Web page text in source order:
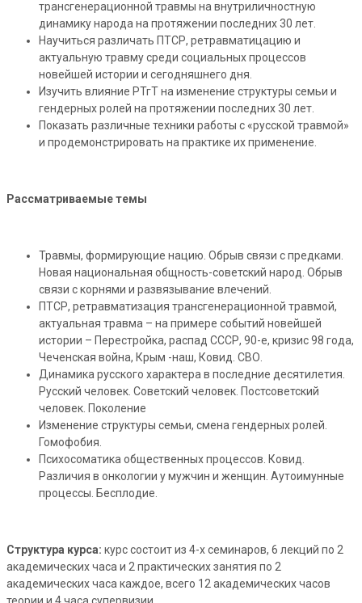
трансгенерационной травмы на внутриличностную
динамику народа на протяжении последних 30 лет.
Научиться различать ПТСР, ретравматицацию и
актуальную травму среди социальных процессов
новейшей истории и сегодняшнего дня.
Изучить влияние РТгТ на изменение структуры семьи и
гендерных ролей на протяжении последних 30 лет.
Показать различные техники работы с «русской травмой»
и продемонстрировать на практике их применение.
Рассматриваемые темы
Травмы, формирующие нацию. Обрыв связи с предками.
Новая национальная общность-советский народ. Обрыв
связи с корнями и развязывание влечений.
ПТСР, ретравматизация трансгенерационной травмой,
актуальная травма – на примере событий новейшей
истории – Перестройка, распад СССР, 90-е, кризис 98 года,
Чеченская война, Крым -наш, Ковид. СВО.
Динамика русского характера в последние десятилетия.
Русский человек. Советский человек. Постсоветский
человек. Поколение
Изменение структуры семьи, смена гендерных ролей.
Гомофобия.
Психосоматика общественных процессов. Ковид.
Различия в онкологии у мужчин и женщин. Аутоимунные
процессы. Бесплодие.
Структура курса: курс состоит из 4-х семинаров, 6 лекций по 2
академических часа и 2 практических занятия по 2
академических часа каждое, всего 12 академических часов
теории и 4 часа супервизии.